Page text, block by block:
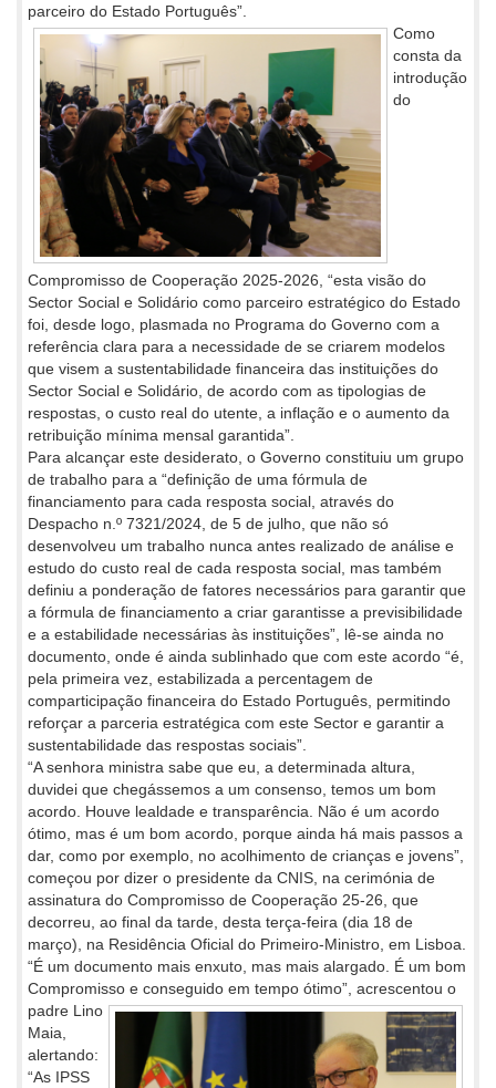
parceiro do Estado Português”.
Como
consta da
introdução
do
Compromisso de Cooperação 2025-2026, “esta visão do
Sector Social e Solidário como parceiro estratégico do Estado
foi, desde logo, plasmada no Programa do Governo com a
referência clara para a necessidade de se criarem modelos
que visem a sustentabilidade financeira das instituições do
Sector Social e Solidário, de acordo com as tipologias de
respostas, o custo real do utente, a inflação e o aumento da
retribuição mínima mensal garantida”.
Para alcançar este desiderato, o Governo constituiu um grupo
de trabalho para a “definição de uma fórmula de
financiamento para cada resposta social, através do
Despacho n.º 7321/2024, de 5 de julho, que não só
desenvolveu um trabalho nunca antes realizado de análise e
estudo do custo real de cada resposta social, mas também
definiu a ponderação de fatores necessários para garantir que
a fórmula de financiamento a criar garantisse a previsibilidade
e a estabilidade necessárias às instituições”, lê-se ainda no
documento, onde é ainda sublinhado que com este acordo “é,
pela primeira vez, estabilizada a percentagem de
comparticipação financeira do Estado Português, permitindo
reforçar a parceria estratégica com este Sector e garantir a
sustentabilidade das respostas sociais”.
“A senhora ministra sabe que eu, a determinada altura,
duvidei que chegássemos a um consenso, temos um bom
acordo. Houve lealdade e transparência. Não é um acordo
ótimo, mas é um bom acordo, porque ainda há mais passos a
dar, como por exemplo, no acolhimento de crianças e jovens”,
começou por dizer o presidente da CNIS, na cerimónia de
assinatura do Compromisso de Cooperação 25-26, que
decorreu, ao final da tarde, desta terça-feira (dia 18 de
março), na Residência Oficial do Primeiro-Ministro, em Lisboa.
“É um documento mais enxuto, mas mais alargado. É um bom
Compromisso e conseguido em tempo ótimo”, acrescentou o
padre Lino
Maia,
alertando:
“As IPSS